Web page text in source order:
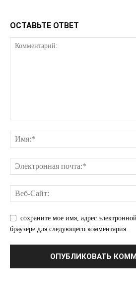
ОСТАВЬТЕ ОТВЕТ
сохраните мое имя, адрес
браузере для следующего комментария.